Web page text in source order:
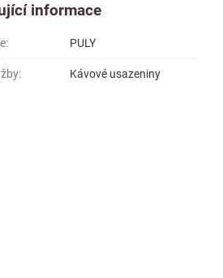
informace
PULY
Kávové usazeniny